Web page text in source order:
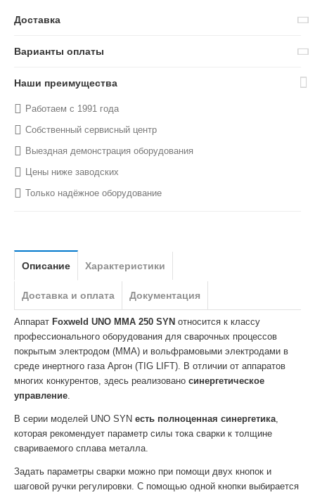
Доставка
Варианты оплаты
Наши преимущества
Работаем с 1991 года
Собственный сервисный центр
Выездная демонстрация оборудования
Цены ниже заводских
Только надёжное оборудование
Описание Характеристики
Доставка и оплата Документация
Аппарат Foxweld UNO MMA 250 SYN относится к классу
профессионального оборудования для сварочных процессов
покрытым электродом (MMA) и вольфрамовыми электродами в
среде инертного газа Аргон (TIG LIFT). В отличии от аппаратов
многих конкурентов, здесь реализованосинергетическое
управление.
В серии моделей UNO SYNесть полноценная синергетика,
которая рекомендует параметр силы тока сварки к толщине
свариваемого сплава металла.
Задать параметры сварки можно при помощи двух кнопок и
шаговой ручки регулировки. С помощью одной кнопки выбирается